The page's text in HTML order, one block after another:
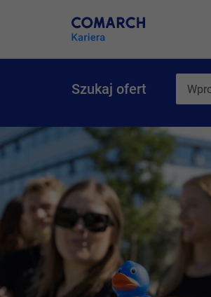
Szukaj ofert